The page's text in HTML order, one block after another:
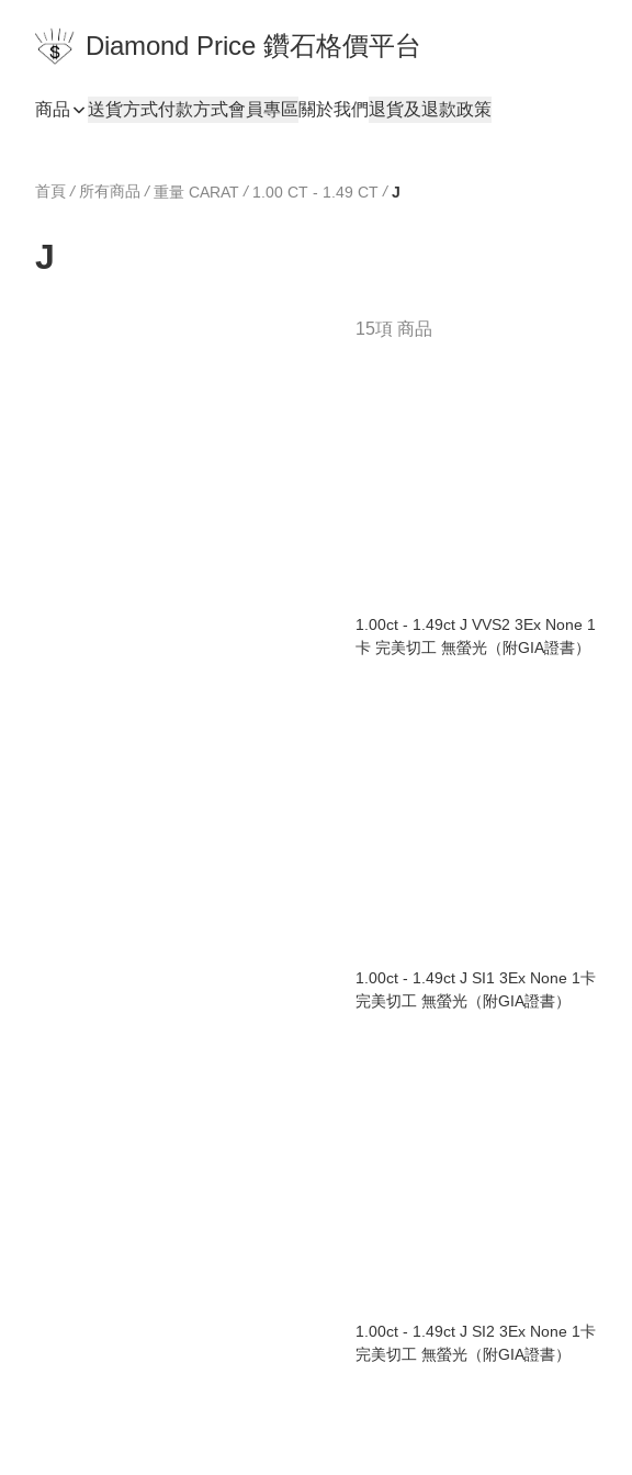
Diamond Price 鑽石格價平台
商品 送貨方式付款方式會員專區關於我們退貨及退款政策
首頁 / 所有商品 / 重量 CARAT / 1.00 CT - 1.49 CT / J
J
15項 商品
1.00ct - 1.49ct J VVS2 3Ex None 1
卡 完美切工 無螢光（附GIA證書）
1.00ct - 1.49ct J SI1 3Ex None 1卡
完美切工 無螢光（附GIA證書）
1.00ct - 1.49ct J SI2 3Ex None 1卡
完美切工 無螢光（附GIA證書）